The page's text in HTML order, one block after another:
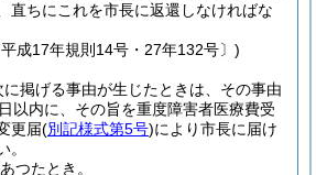
直ちにこれを市長に返還しなければな
成17年規則14号・27年132号〕)
掲げる事由が生じたときは、その事由
以内に、その旨を重度障害者医療費受
更届(別記様式第5号)により市長に届け
。
つたとき。